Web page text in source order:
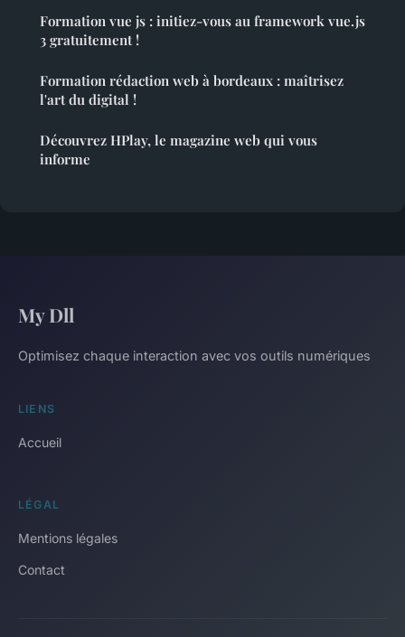
Formation vue js : initiez-vous au framework vue.js
3 gratuitement !
Formation rédaction web à bordeaux : maîtrisez
l'art du digital !
Découvrez HPlay, le magazine web qui vous
informe
My Dll
Optimisez chaque interaction avec vos outils numériques
LIENS
Accueil
LÉGAL
Mentions légales
Contact